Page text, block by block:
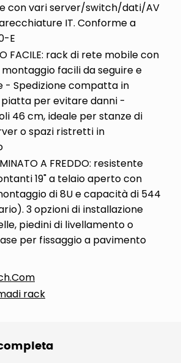
con vari server/switch/dati/AV
IT. Conforme a
E
FACILE: rack di rete mobile con
facili da seguire e
- Spedizione compatta in
per evitare danni -
46 cm, ideale per stanze di
o spazi ristretti in
A FREDDO: resistente
19" a telaio aperto con
di 8U e capacità di 544
3 opzioni di installazione
piedini di livellamento o
per fissaggio a pavimento
rack